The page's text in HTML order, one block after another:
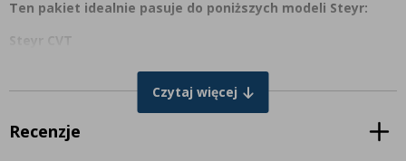
Ten pakiet idealnie pasuje do poniższych modeli Steyr:
Steyr CVT
6140 6145 6150
6160
6165 6170 6175 6180
6195
6215 6220 6230
Czytaj więcej
Recenzje